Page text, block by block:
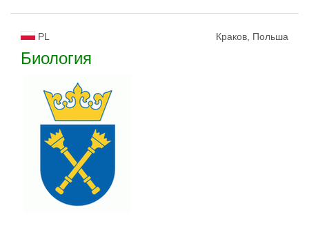
PL Краков, Польша
Биология